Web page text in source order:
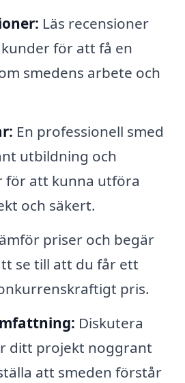
Läs recensioner
för att få en
smedens arbete och
En professionell smed
utbildning och
för att kunna utföra
och säkert.
priser och begär
se till att du får ett
pris.
Diskutera
ditt projekt noggrant
att smeden förstår